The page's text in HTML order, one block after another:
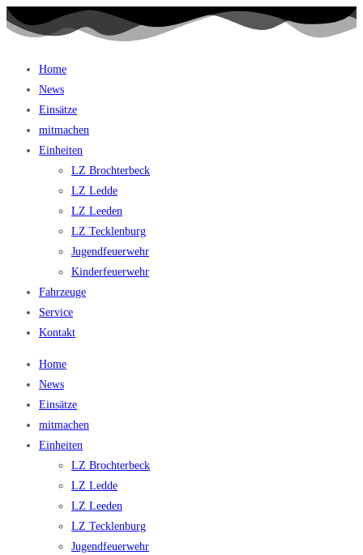
Home
News
Einsätze
mitmachen
Einheiten
LZ Brochterbeck
LZ Ledde
LZ Leeden
LZ Tecklenburg
Jugendfeuerwehr
Kinderfeuerwehr
Fahrzeuge
Service
Kontakt
Home
News
Einsätze
mitmachen
Einheiten
LZ Brochterbeck
LZ Ledde
LZ Leeden
LZ Tecklenburg
Jugendfeuerwehr